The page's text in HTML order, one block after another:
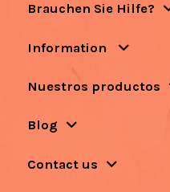
Brauchen Sie Hilfe?
Information
Nuestros productos
Blog
Contact us